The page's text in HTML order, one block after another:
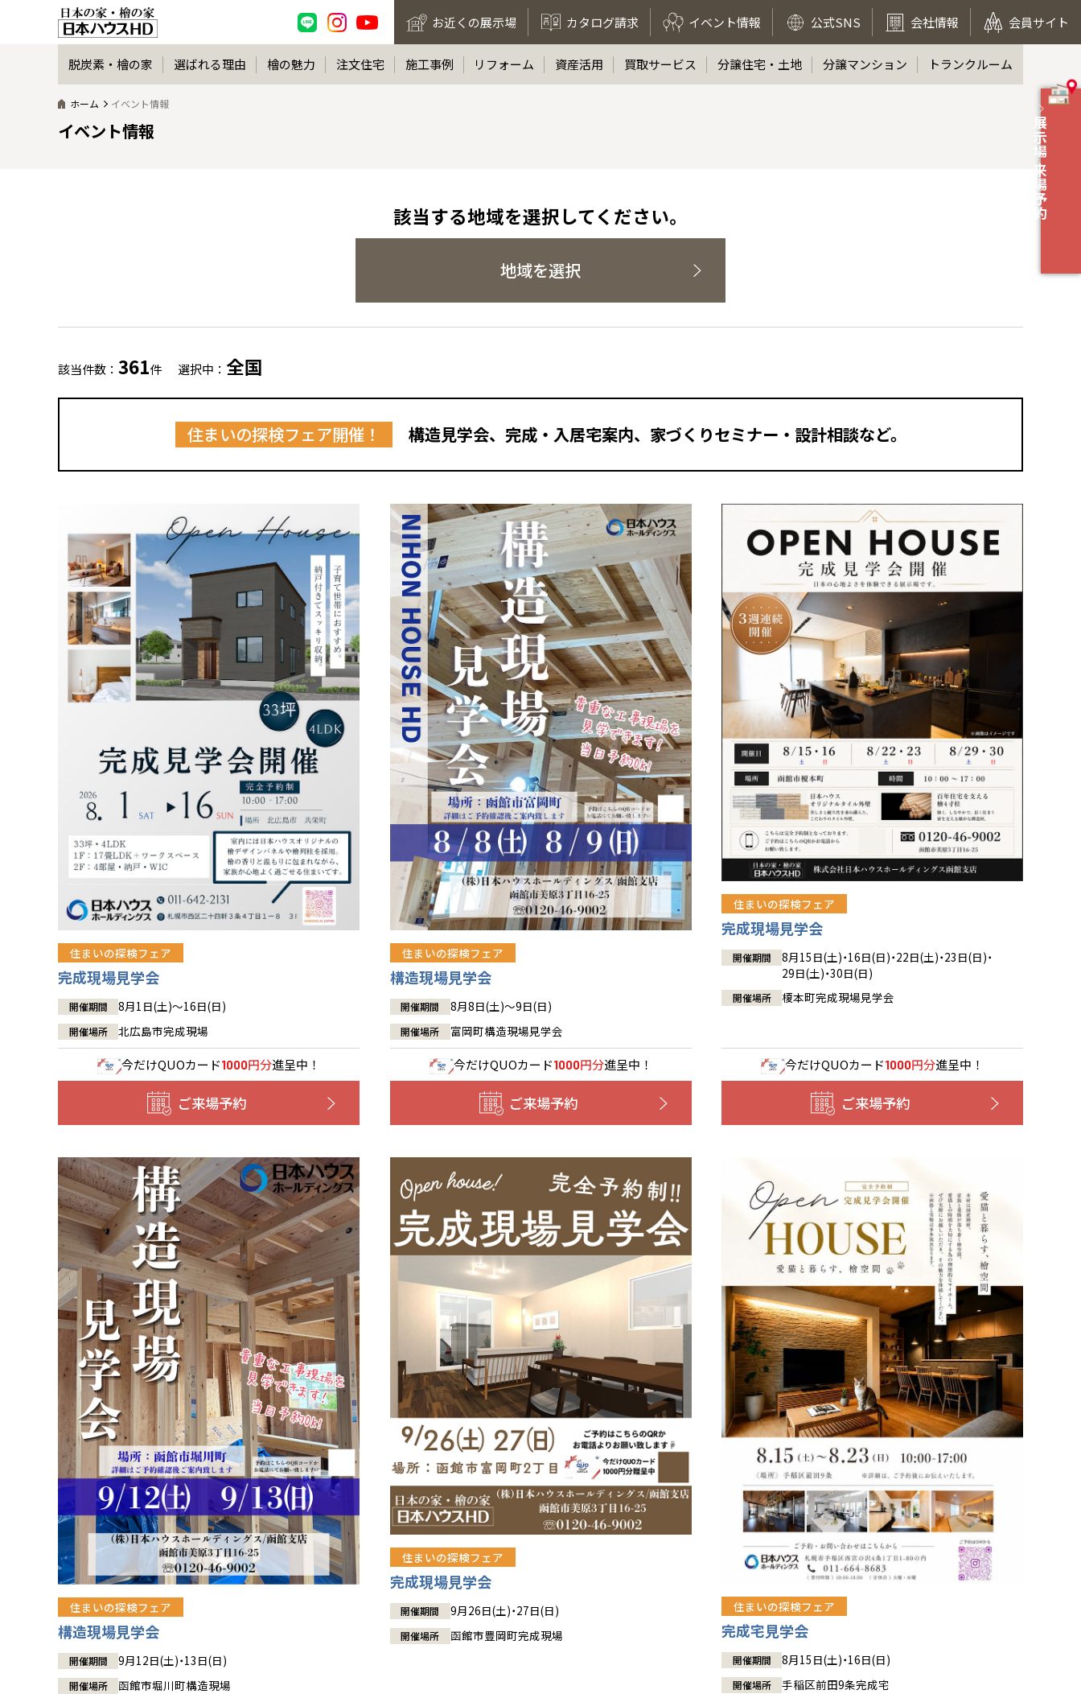
お近くの展示場 カタログ請求 イベント情報 公式SNS 会社情報 会員サイト
展示場 来場予約
脱炭素・檜の家 選ばれる理由 檜の魅力 注文住宅 施工事例 リフォーム 資産活用 買取サービス 分譲住宅・土地 分譲マンション トランクルーム
ホーム イベント情報
イベント情報
該当する地域を選択してください。
地域を選択
該当件数： 361件 選択中： 全国
住まいの探検フェア開催！ 構造見学会、完成・入居宅案内、家づくりセミナー・設計相談など。
住まいの探検フェア
完成現場見学会
開催期間 8月1日(土)～16日(日)
開催場所 北広島市完成現場
今だけQUOカード1000円分進呈中！
ご来場予約
住まいの探検フェア
構造現場見学会
開催期間 8月8日(土)～9日(日)
開催場所 富岡町構造現場見学会
今だけQUOカード1000円分進呈中！
ご来場予約
住まいの探検フェア
完成現場見学会
開催期間
8月15日(土)・16日(日)・22日(土)・23日(日)・
29日(土)・30日(日)
開催場所 榎本町完成現場見学会
今だけQUOカード1000円分進呈中！
ご来場予約
住まいの探検フェア
構造現場見学会
開催期間 9月12日(土)・13日(日)
開催場所 函館市堀川町構造現場
住まいの探検フェア
完成現場見学会
開催期間 9月26日(土)・27日(日)
開催場所 函館市豊岡町完成現場
住まいの探検フェア
完成宅見学会
開催期間 8月15日(土)・16日(日)
開催場所 手稲区前田9条完成宅
全国の展示場
北海道
札幌
道央
道北
東北
青森
秋田
宮城
福島
甲信越・北陸
新潟
富山
石川
福井
関東
神奈川
埼玉
千葉
茨城
栃木
群馬
岐阜
静岡
三重
大阪
京都
兵庫
奈良
滋賀
中国・四国
岡山
香川
愛媛
鳥取
徳島
高知
九州
福岡
佐賀
熊本
長崎
沖縄
分譲マンション
※現住所のある都道府県以外の建築予定地の方でも
現住所の有るお近くの展示場又は店舗にお問合せください。
移住の計画の方もご相談対応します。お気軽にご相談ください。
お近くのイベント
北海道
札幌
札幌
小樽
道央
苫小牧千歳
小樽
道北
旭川
道南
函館
室蘭
道東
帯広
釧路
東北
青森県
八戸
青森
秋田県
秋田
岩手県
盛岡
北上
山形県
山形
宮城県
仙台
福島県
郡山
福島
いわき
会津
甲信越・北陸
新潟県
新潟
長岡
甲府
長野県
長野
松本
富山県
富山
石川県
金沢
福井県
福井
関東
東京都
世田谷
八王子
神奈川県
横浜
湘南
相模
埼玉県
埼玉
所沢
千葉県
千葉
茨城県
水戸
栃木県
宇都宮
小山
群馬
伊勢崎
愛知県
名古屋
豊橋
岐阜県
岐阜
静岡県
静岡
浜松
三重県
四日市
大阪府
大阪
京都府
京都
兵庫県
姫路
奈良県
奈良
中国・四国
岡山県
岡山
香川県
高松
愛媛県
九州
福岡県
福岡
佐賀県
佐賀
熊本県
熊本
大分県
大分
宮崎